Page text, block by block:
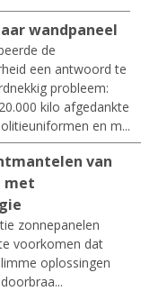
wandpaneel
de
een antwoord te
probleem:
kilo afgedankte
en m...
van
met
zonnepanelen
voorkomen dat
oplossingen